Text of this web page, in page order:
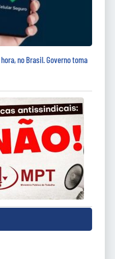
no Brasil. Governo toma